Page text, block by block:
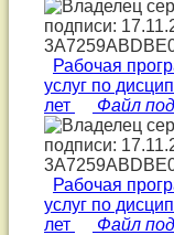
Рабочая
услуг по
лет
Файл
Рабочая
услуг по
лет
Файл